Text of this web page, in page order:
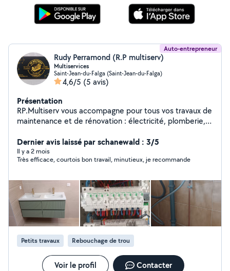
Auto-entrepreneur
Rudy Perramond (R.P multiserv)
Multiservices
Saint-Jean-du-Falga (Saint-Jean-du-Falga)
4,6/5 (5 avis)
Présentation
RP.Multiserv vous accompagne pour tous vos travaux de
maintenance et de rénovation : électricité, plomberie,
travaux divers. Fort de plus de 8 ans d'expérience dans
la maintenance des bâtiments et titulaire de plusieurs
formations et habilitations, je mets mon savoir-faire au
professionnalisme. Rigoureux, polyvalent et à l'écoute, je
m'engage à réaliser un travail soigné et à trouver des
solutions adaptées à vos besoins. Interventions rapides,
devis gratuits et conseils personnalisés. Votre
satisfaction est ma priorité. Simplifiez-vous la vie, RP
Multiserv s'occupe de tout !
Dernier avis laissé par schanewald : 3/5
Il y a 2 mois
Très efficace, courtois bon travail, minutieux, je recommande
Petits travaux Rebouchage de trou
Voir le profil Contacter